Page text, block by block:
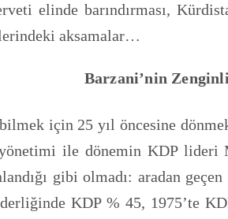
elinde barındırması,
aksamalar…
Barzani’nin
için 25 yıl öncesine
ile dönemin KDP lideri
gibi olmadı: aradan
KDP % 45, 1975’te